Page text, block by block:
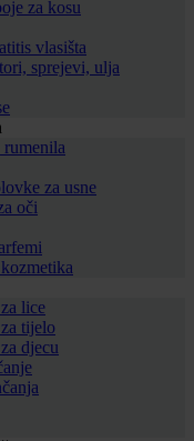
za kosu
vlasišta
sprejevi, ulja
za usne
oči
lice
tijelo
djecu